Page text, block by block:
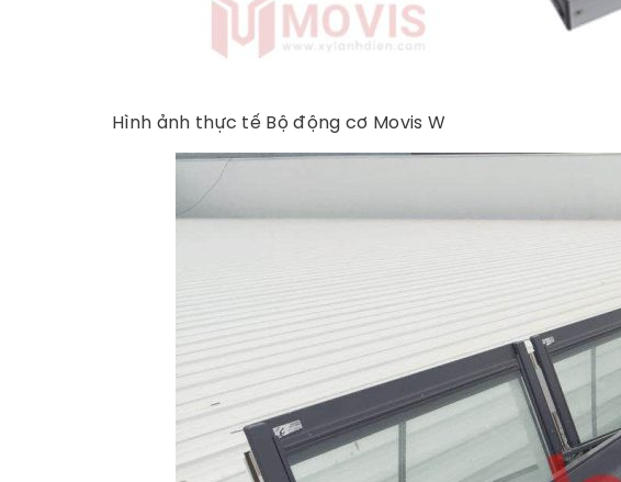
Hình ảnh thực tế Bộ động cơ Movis W